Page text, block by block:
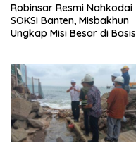
Robinsar Resmi Nahkodai
SOKSI Banten, Misbakhun
Ungkap Misi Besar di Basis